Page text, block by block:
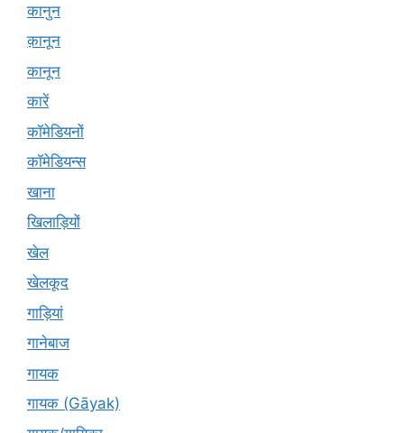
कानुन
क़ानून
कानून
कारें
कॉमेडियनों
कॉमेडियन्स
खाना
खिलाड़ियों
खेल
खेलकूद
गाड़ियां
गानेबाज
गायक
गायक (Gāyak)